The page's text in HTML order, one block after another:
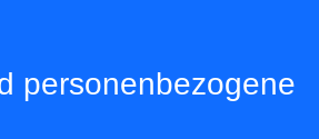
personenbezogene